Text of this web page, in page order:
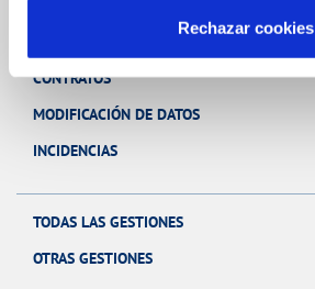
Rechazar cookies
CONTRATOS
MODIFICACIÓN DE DATOS
INCIDENCIAS
TODAS LAS GESTIONES
OTRAS GESTIONES